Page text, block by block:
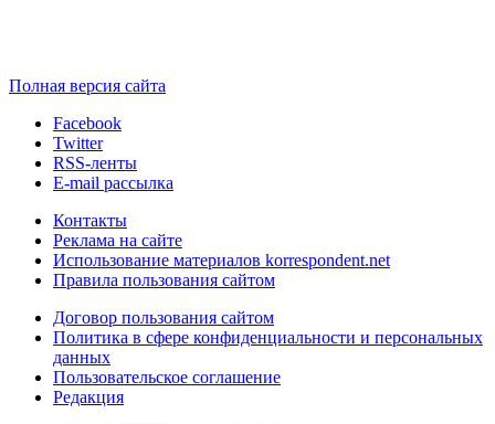
Полная версия сайта
Facebook
Twitter
RSS-ленты
E-mail рассылка
Контакты
Реклама на сайте
Использование материалов korrespondent.net
Правила пользования сайтом
Договор пользования сайтом
Политика в сфере конфиденциальности и персональных
данных
Пользовательское соглашение
Редакция